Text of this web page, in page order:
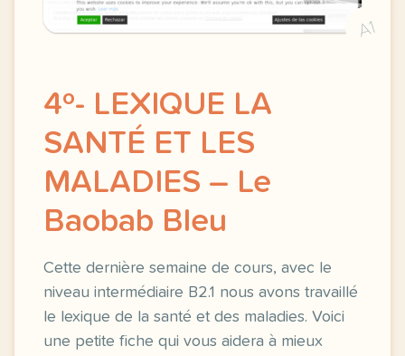
A1
4º- LEXIQUE LA
SANTÉ ET LES
MALADIES – Le
Baobab Bleu
Cette dernière semaine de cours, avec le
niveau intermédiaire B2.1 nous avons travaillé
le lexique de la santé et des maladies. Voici
une petite fiche qui vous aidera à mieux